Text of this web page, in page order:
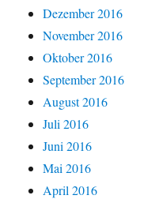
Dezember 2016
November 2016
Oktober 2016
September 2016
August 2016
Juli 2016
Juni 2016
Mai 2016
April 2016